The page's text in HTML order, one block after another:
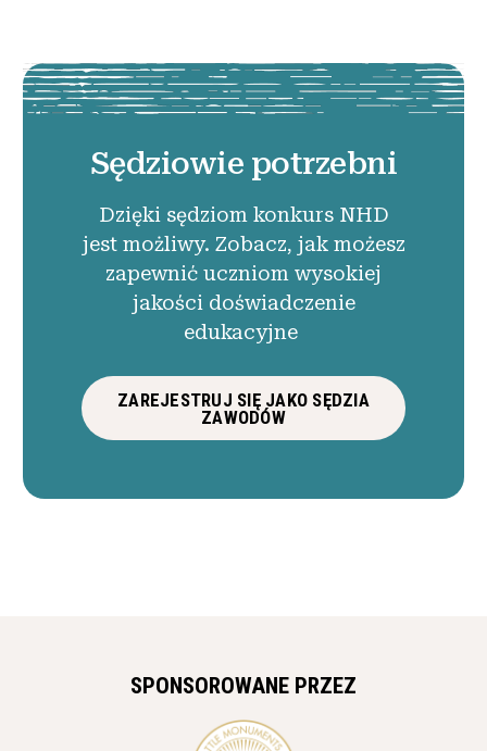
Sędziowie potrzebni
Dzięki sędziom konkurs NHD
jest możliwy. Zobacz, jak możesz
zapewnić uczniom wysokiej
jakości doświadczenie
edukacyjne
ZAREJESTRUJ SIĘ JAKO SĘDZIA
ZAWODÓW
SPONSOROWANE PRZEZ